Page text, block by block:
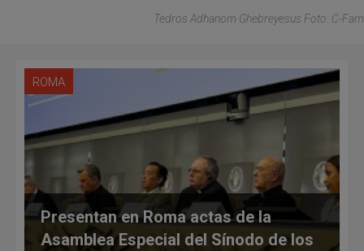
Tedros Adhanom Ghebreyesus Foto: C-Fam
ROMA
Presentan en Roma actas de la
Asamblea Especial del Sínodo de los